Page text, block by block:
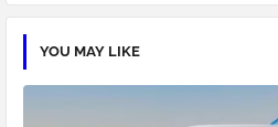
YOU MAY LIKE